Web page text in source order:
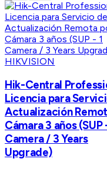
HIKVISION
Hik-Central
Licencia para
Actualización
Cámara 3 años (SUP
Camera / 3 Years
Upgrade)